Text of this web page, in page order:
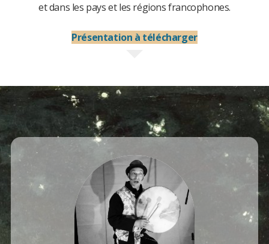
et dans les pays et les régions francophones.
Présentation à télécharger